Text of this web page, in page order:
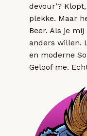
devour’?
plekke. Maar
Beer. Als je
anders willen.
en moderne
Geloof me.